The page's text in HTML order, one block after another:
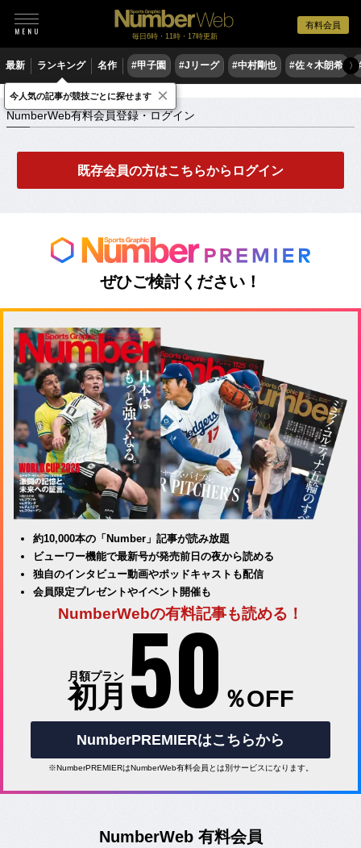
有料会員
毎日6時・11時・17時更新
最新 ランキング 名作 #甲子園 #Jリーグ #中村剛也 #佐々木朗希 〉
NumberWeb有料会員登録・ログイン
NumberWeb有料会員登録・ログイン
既存会員の方はこちらからログイン
ぜひご検討ください！
約10,000本の「Number」記事が読み放題
ビューワー機能で最新号が発売前日の夜から読める
独自のインタビュー動画やポッドキャストも配信
会員限定プレゼントやイベント開催も
NumberWebの有料記事も読める！
月額プラン
初月 50 ％OFF
NumberPREMIERはこちらから
※NumberPREMIERはNumberWeb有料会員とは別サービスになります。
NumberWeb 有料会員
今人気の記事が競技ごとに探せます ×